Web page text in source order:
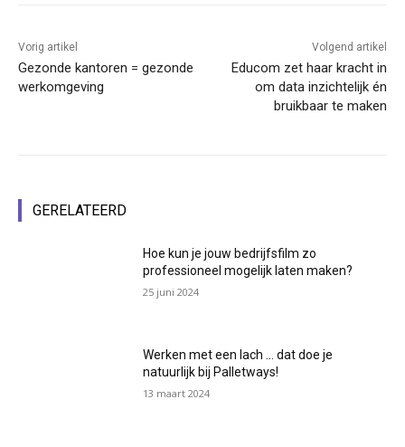
Vorig artikel
Gezonde kantoren = gezonde
werkomgeving
Volgend artikel
Educom zet haar kracht in
om data inzichtelijk én
bruikbaar te maken
GERELATEERD
Hoe kun je jouw bedrijfsfilm zo
professioneel mogelijk laten maken?
25 juni 2024
Werken met een lach … dat doe je
natuurlijk bij Palletways!
13 maart 2024